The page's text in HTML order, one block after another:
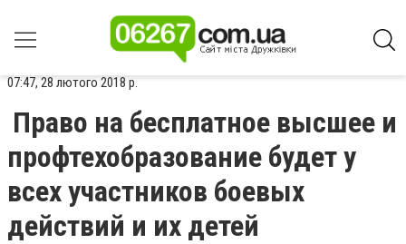
07:47, 28 лютого 2018 р.
Право на бесплатное высшее и
профтехобразование будет у
всех участников боевых
действий и их детей